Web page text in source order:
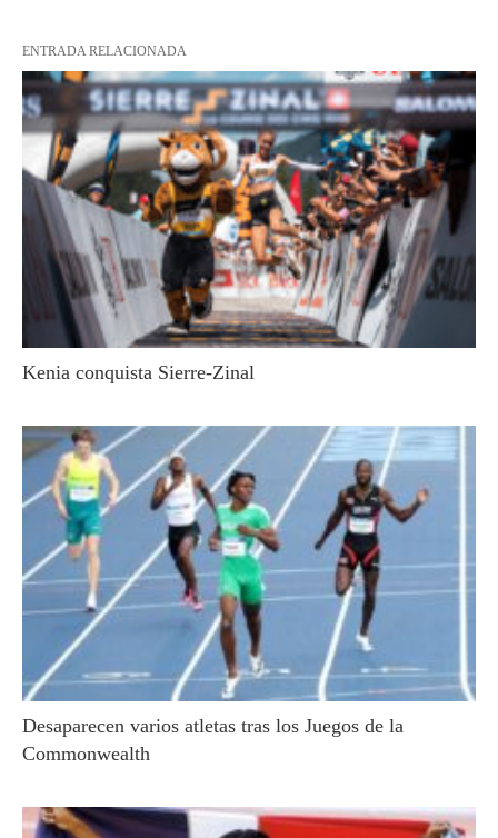
ENTRADA RELACIONADA
Kenia conquista Sierre-Zinal
Desaparecen varios atletas tras los Juegos de la
Commonwealth